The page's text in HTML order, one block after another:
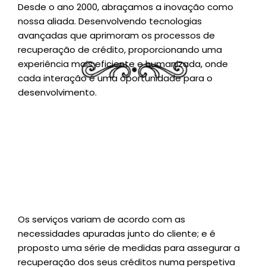
Desde o ano 2000, abraçamos a inovação como
nossa aliada. Desenvolvendo tecnologias
avançadas que aprimoram os processos de
recuperação de crédito, proporcionando uma
experiência mais eficiente e humanizada, onde
cada interação é uma oportunidade para o
desenvolvimento.
Os serviços variam de acordo com as
necessidades apuradas junto do cliente; e é
proposto uma série de medidas para assegurar a
recuperação dos seus créditos numa perspetiva